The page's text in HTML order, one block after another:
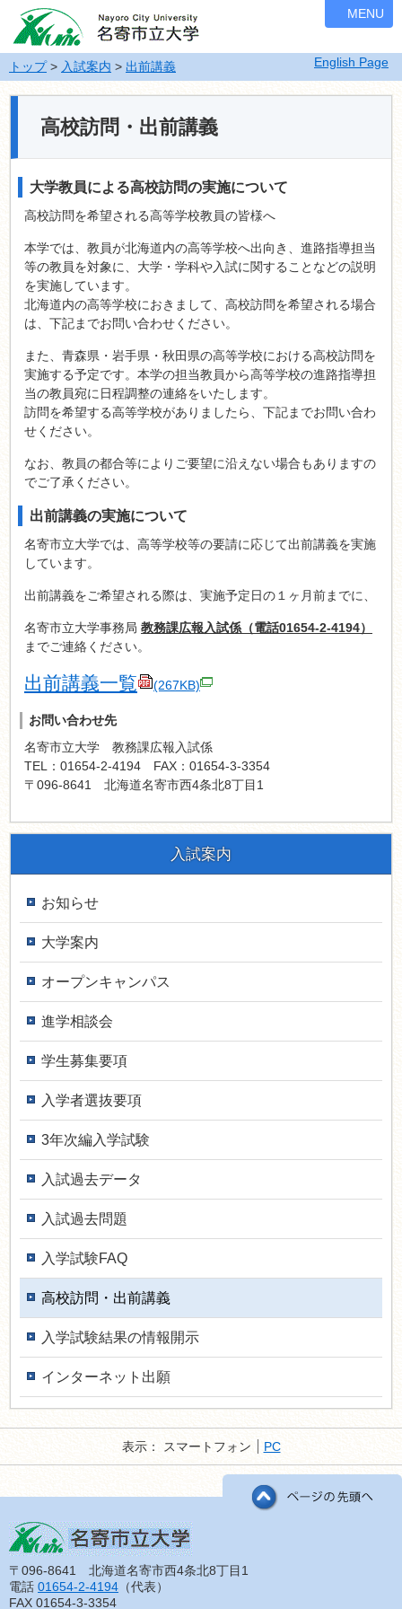
ナ
ビ
ゲ
ー
シ
飛
ば
す
English Page
MENU
トップ> 入試案内 > 出前講義
高校訪問・出前講義
大学教員による高校訪問の実施について
高校訪問を希望される高等学校教員の皆様へ
本学では、教員が北海道内の高等学校へ出向き、進路指導担当
等の教員を対象に、大学・学科や入試に関することなどの説明
を実施しています。
北海道内の高等学校におきまして、高校訪問を希望される場合
は、下記までお問い合わせください。
また、青森県・岩手県・秋田県の高等学校における高校訪問を
実施する予定です。本学の担当教員から高等学校の進路指導担
当の教員宛に日程調整の連絡をいたします。
訪問を希望する高等学校がありましたら、下記までお問い合わ
せください。
なお、教員の都合等によりご要望に沿えない場合もありますの
でご了承ください。
出前講義の実施について
名寄市立大学では、高等学校等の要請に応じて出前講義を実施
しています。
出前講義をご希望される際は、実施予定日の１ヶ月前までに、
名寄市立大学事務局 教務課広報入試係（電話01654-2-4194）
までご連絡ください。
出前講義一覧 (267KB)
お問い合わせ先
名寄市立大学 教務課広報入試係
TEL：01654-2-4194 FAX：01654-3-3354
〒096-8641 北海道名寄市西4条北8丁目1
入試案内
お知らせ
大学案内
オープンキャンパス
進学相談会
学生募集要項
入学者選抜要項
3年次編入学試験
入試過去データ
入試過去問題
入学試験FAQ
高校訪問・出前講義
入学試験結果の情報開示
インターネット出願
表示： スマートフォン PC
〒096-8641 北海道名寄市西4条北8丁目1
電話 01654-2-4194 （代表）
FAX 01654-3-3354